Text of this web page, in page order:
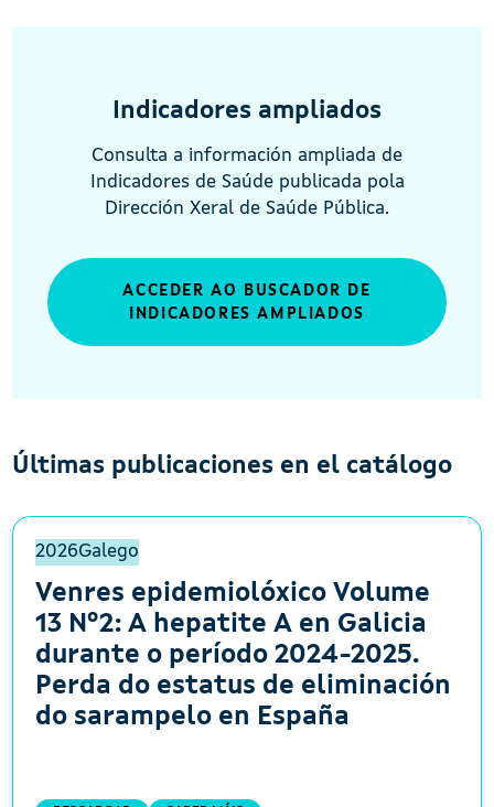
Indicadores ampliados
Consulta a información ampliada de
Indicadores de Saúde publicada pola
Dirección Xeral de Saúde Pública.
ACCEDER AO BUSCADOR DE
INDICADORES AMPLIADOS
Últimas publicaciones en el catálogo
2026Galego
Venres epidemiolóxico Volume
13 Nº2: A hepatite A en Galicia
durante o período 2024-2025.
Perda do estatus de eliminación
do sarampelo en España